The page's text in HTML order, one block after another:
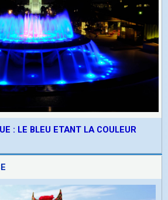
: LE BLEU ETANT LA COULEUR